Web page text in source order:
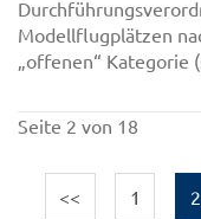
Modellflugplätzen
„offenen“ Kategorie
Seite 2 von 18
<< 1 2